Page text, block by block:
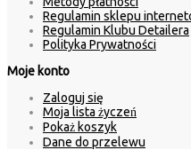
Regulamin sklepu
Regulamin Klubu Detailera
Polityka Prywatności
Moje konto
Zaloguj się
Moja lista życzeń
Pokaż koszyk
Dane do przelewu